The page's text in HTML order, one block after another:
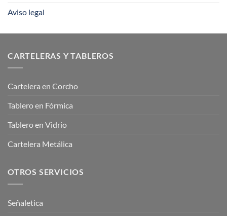
Aviso legal
CARTELERAS Y TABLEROS
Cartelera en Corcho
Tablero en Fórmica
Tablero en Vidrio
Cartelera Metálica
OTROS SERVICIOS
Señaletica